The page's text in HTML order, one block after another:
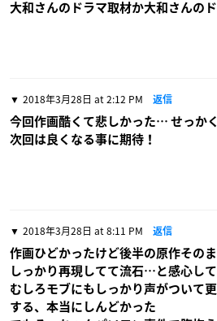
大和さんのドラマ取材か大和さんの
2018年3月28日 at 2:12 PM 返信
今回作画酷くて悲しかった… せっか
次回は良くなる事に期待！
2018年3月28日 at 8:11 PM 返信
作画ひどかったけど後半の原作その
しっかり再現してて流石…と感心し
むしろモブにもしっかり声がついて
する、本当にしんどかった